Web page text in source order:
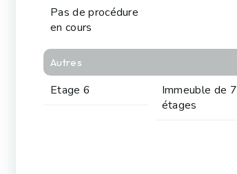
Pas de procédure
en cours
Autres
Etage 6
Immeuble de 7
étages